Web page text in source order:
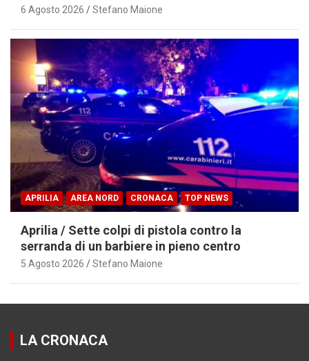
6 Agosto 2026 Stefano Maione
APRILIA AREA NORD CRONACA TOP NEWS
Aprilia / Sette colpi di pistola contro la
serranda di un barbiere in pieno centro
5 Agosto 2026 Stefano Maione
LA CRONACA